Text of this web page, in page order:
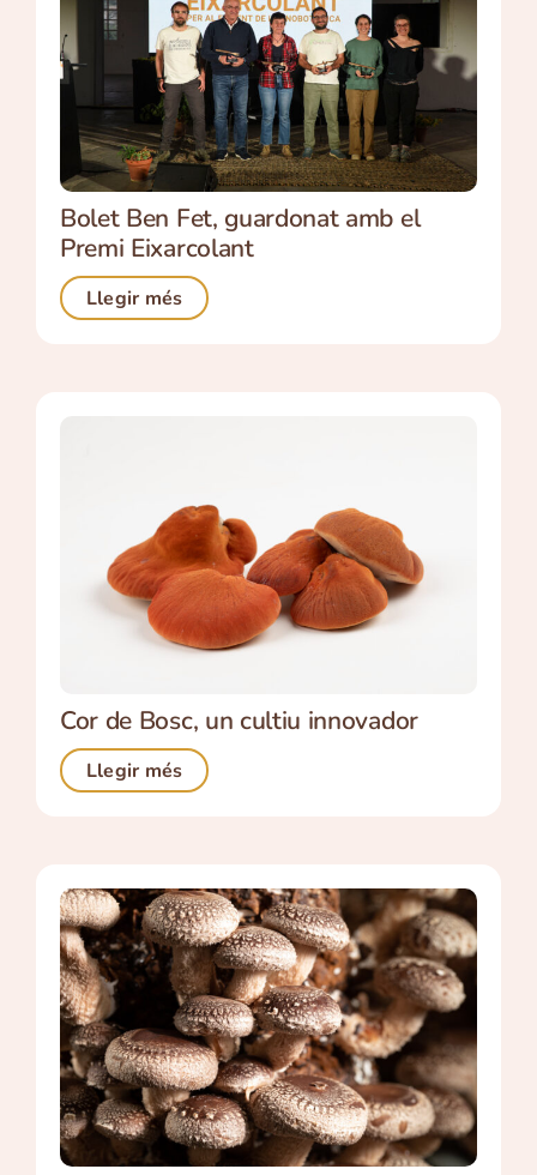
Bolet Ben Fet, guardonat amb el
Premi Eixarcolant
Llegir més
Cor de Bosc, un cultiu innovador
Llegir més